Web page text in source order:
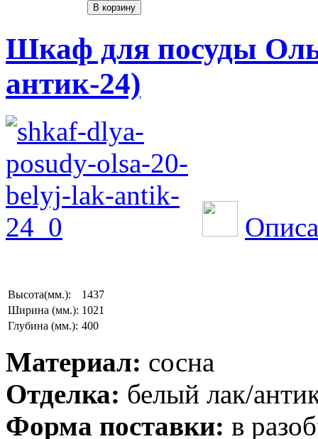
Шкаф для посуды
антик-24)
Высота(мм.):
1437
Ширина (мм.): 1021
Глубина (мм.): 400
Материал: сосна
Отделка: белый лак/
Форма поставки: в